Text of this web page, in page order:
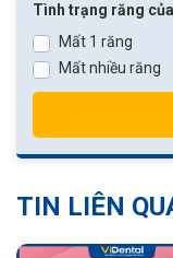
Tình trạng răng
Mất 1 răng
Mất nhiều răng
TIN LIÊN